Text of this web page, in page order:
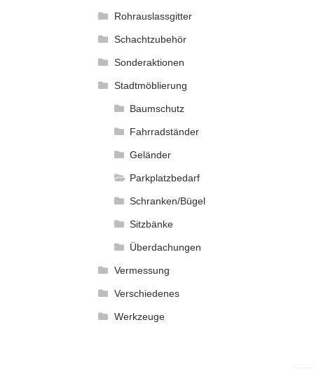
Rohrauslassgitter
Schachtzubehör
Sonderaktionen
Stadtmöblierung
Baumschutz
Fahrradständer
Geländer
Parkplatzbedarf
Schranken/Bügel
Sitzbänke
Überdachungen
Vermessung
Verschiedenes
Werkzeuge